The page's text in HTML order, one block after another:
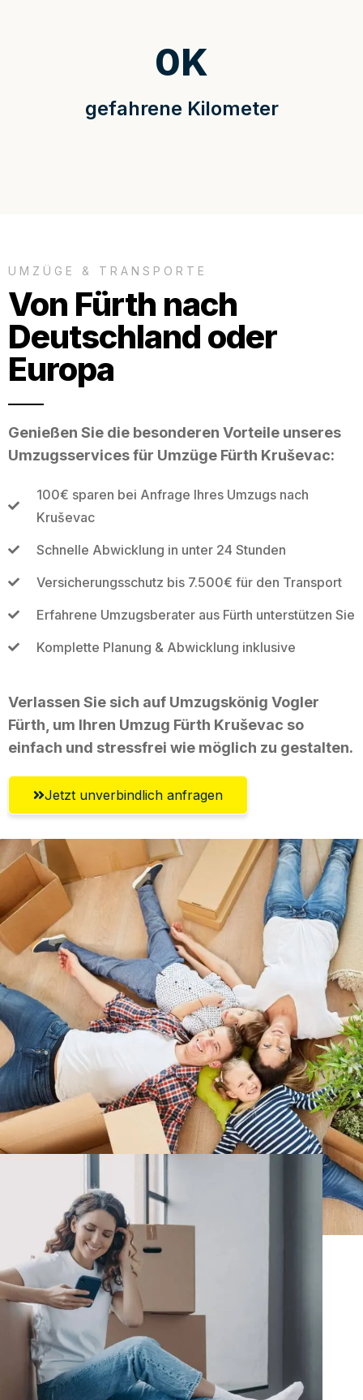
gefahrene Kilometer
0K
UMZÜGE & TRANSPORTE
Von Fürth nach
Deutschland oder
Europa
Genießen Sie die besonderen Vorteile unseres
Umzugsservices für Umzüge Fürth Kruševac:
100€ sparen bei Anfrage Ihres Umzugs nach
Kruševac
Schnelle Abwicklung in unter 24 Stunden
Versicherungsschutz bis 7.500€ für den Transport
Erfahrene Umzugsberater aus Fürth unterstützen Sie
Komplette Planung & Abwicklung inklusive
Verlassen Sie sich auf Umzugskönig Vogler
Fürth, um Ihren Umzug Fürth Kruševac so
einfach und stressfrei wie möglich zu gestalten.
Jetzt unverbindlich anfragen